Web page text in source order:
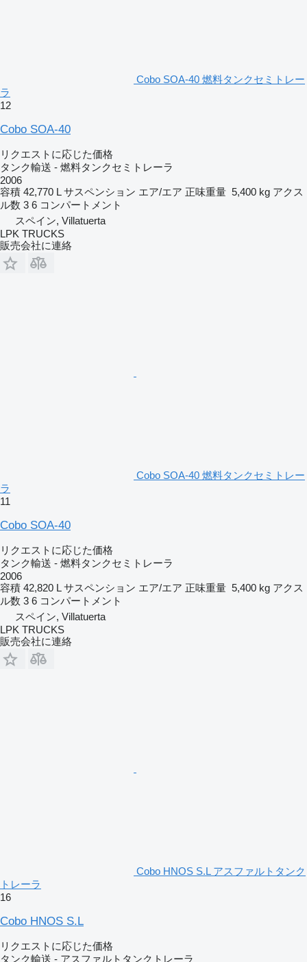
Cobo SOA-40 燃料タンクセミトレー
ラ
12
Cobo SOA-40
リクエストに応じた価格
タンク輸送 - 燃料タンクセミトレーラ
2006
容積 42,770 L サスペンション エア/エア 正味重量 5,400 kg アクス
ル数 3 6 コンパートメント
スペイン, Villatuerta
LPK TRUCKS
販売会社に連絡
Cobo SOA-40 燃料タンクセミトレー
ラ
11
Cobo SOA-40
リクエストに応じた価格
タンク輸送 - 燃料タンクセミトレーラ
2006
容積 42,820 L サスペンション エア/エア 正味重量 5,400 kg アクス
ル数 3 6 コンパートメント
スペイン, Villatuerta
LPK TRUCKS
販売会社に連絡
Cobo HNOS S.L アスファルトタンク
トレーラ
16
Cobo HNOS S.L
リクエストに応じた価格
タンク輸送 - アスファルトタンクトレーラ